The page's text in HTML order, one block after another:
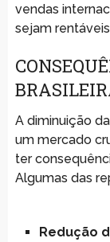
vendas
sejam
A diminuição
um mercado
ter
Algumas das
Redução